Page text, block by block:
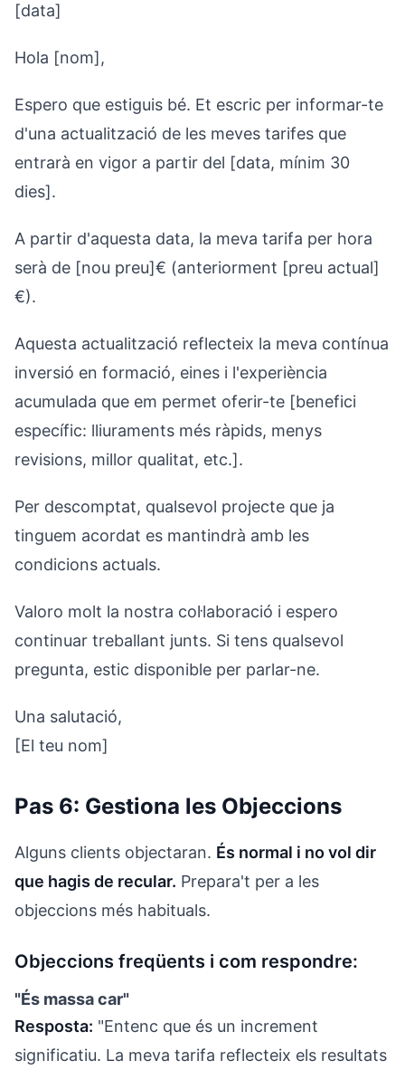
[data]
Hola [nom],
Espero que estiguis bé. Et escric per informar-te
d'una actualització de les meves tarifes que
entrarà en vigor a partir del [data, mínim 30
dies].
A partir d'aquesta data, la meva tarifa per hora
serà de [nou preu]€ (anteriorment [preu actual]
€).
Aquesta actualització reflecteix la meva contínua
inversió en formació, eines i l'experiència
acumulada que em permet oferir-te [benefici
específic: lliuraments més ràpids, menys
revisions, millor qualitat, etc.].
Per descomptat, qualsevol projecte que ja
tinguem acordat es mantindrà amb les
condicions actuals.
Valoro molt la nostra col·laboració i espero
continuar treballant junts. Si tens qualsevol
pregunta, estic disponible per parlar-ne.
Una salutació,
[El teu nom]
Pas 6: Gestiona les Objeccions
Alguns clients objectaran. És normal i no vol dir
que hagis de recular. Prepara't per a les
objeccions més habituals.
Objeccions freqüents i com respondre:
"És massa car"
Resposta: "Entenc que és un increment
significatiu. La meva tarifa reflecteix els resultats